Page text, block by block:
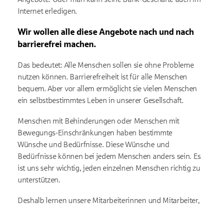
Internet erledigen.
Wir wollen alle diese Angebote nach und nach
barrierefrei machen.
Das bedeutet: Alle Menschen sollen sie ohne Probleme
nutzen können. Barrierefreiheit ist für alle Menschen
bequem. Aber vor allem ermöglicht sie vielen Menschen
ein selbstbestimmtes Leben in unserer Gesellschaft.
Menschen mit Behinderungen oder Menschen mit
Bewegungs-Einschränkungen haben bestimmte
Wünsche und Bedürfnisse. Diese Wünsche und
Bedürfnisse können bei jedem Menschen anders sein. Es
ist uns sehr wichtig, jeden einzelnen Menschen richtig zu
unterstützen.
Deshalb lernen unsere Mitarbeiterinnen und Mitarbeiter,